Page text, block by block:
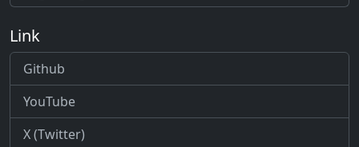
Link
Github
YouTube
X (Twitter)